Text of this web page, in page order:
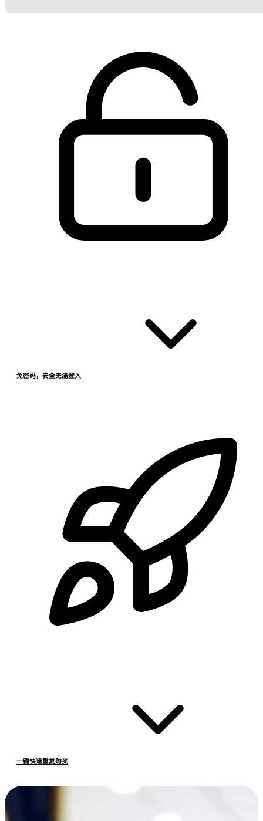
免密码，安全无痛登入
一键快速重复购买